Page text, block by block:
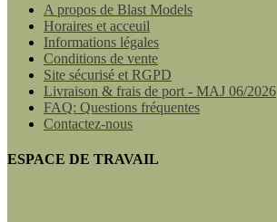
A propos de Blast Models
Horaires et acceuil
Informations légales
Conditions de vente
Site sécurisé et RGPD
Livraison & frais de port - MAJ 06/2026
FAQ: Questions fréquentes
Contactez-nous
ESPACE DE TRAVAIL